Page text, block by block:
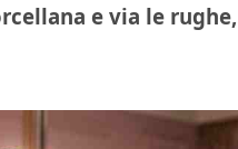
e via le rughe,